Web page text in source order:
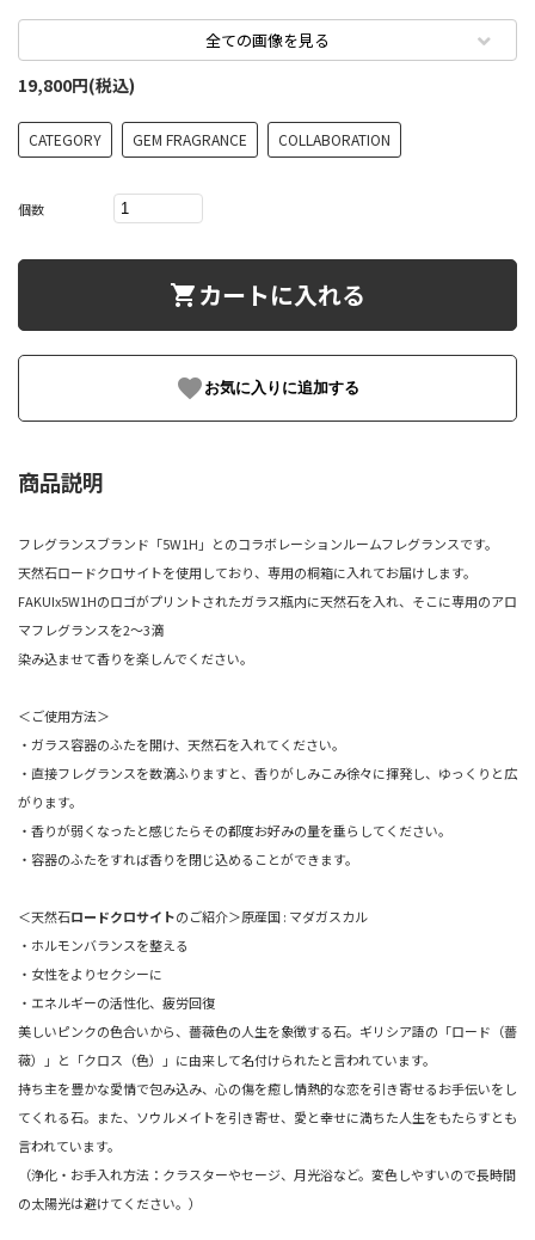
全ての画像を見る
19,800円(税込)
CATEGORY GEM FRAGRANCE COLLABORATION
個数
shopping_cart カートに入れる
favorite お気に入りに追加する
商品説明
フレグランスブランド「5W1H」 とのコラボレーションルームフレグランスです。
天然石ロードクロサイトを使用しており、専用の桐箱に入れてお届けします。
FAKUIx5W1Hのロゴがプリントされたガラス瓶内に天然石を入れ、そこに専用のアロ
マフレグランスを2～3滴
染み込ませて香りを楽しんでください。
＜ご使用方法＞
・ガラス容器のふたを開け、天然石を入れてください。
・直接フレグランスを数滴ふりますと、香りがしみこみ徐々に揮発し、ゆっくりと広
がります。
・香りが弱くなったと感じたらその都度お好みの量を垂らしてください。
・容器のふたをすれば香りを閉じ込めることができます。
＜天然石ロードクロサイトのご紹介＞原産国 : マダガスカル
・ホルモンバランスを整える
・女性をよりセクシーに
・エネルギーの活性化、疲労回復
美しいピンクの色合いから、薔薇色の人生を象徴する石。ギリシア語の「ロード（薔
薇）」と「クロス（色）」に由来して名付けられたと言われています。
持ち主を豊かな愛情で包み込み、心の傷を癒し情熱的な恋を引き寄せるお手伝いをし
てくれる石。また、ソウルメイトを引き寄せ、愛と幸せに満ちた人生をもたらすとも
言われています。
（浄化・お手入れ方法：クラスターやセージ、月光浴など。変色しやすいので長時間
の太陽光は避けてください。）